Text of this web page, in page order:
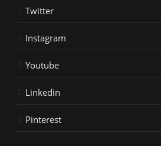
Twitter
Instagram
Youtube
Linkedin
Pinterest